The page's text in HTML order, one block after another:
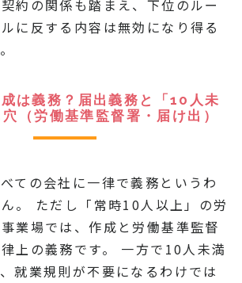
約の関係も踏まえ、下位のルー
に反する内容は無効になり得る
は義務？届出義務と「10人未
（労働基準監督署・届け出）
ての会社に一律で義務というわ
。 ただし「常時10人以上」の労
業場では、作成と労働基準監督
上の義務です。 一方で10人未満
就業規則が不要になるわけでは